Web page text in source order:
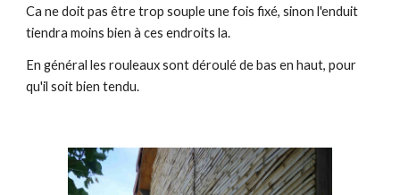
Ca ne doit pas être trop souple une fois fixé, sinon l'enduit
tiendra moins bien à ces endroits la.
En général les rouleaux sont déroulé de bas en haut, pour
qu'il soit bien tendu.